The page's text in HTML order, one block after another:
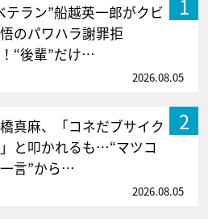
1
テラン”船越英一郎がクビ
のパワハラ謝罪拒
“後輩”だけ…
2026.08.05
2
真麻、「コネだブサイク
と叩かれるも…“マツコ
言”から…
2026.08.05